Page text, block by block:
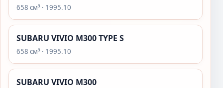
658 см³ · 1995.10
SUBARU VIVIO M300 TYPE S
658 см³ · 1995.10
SUBARU VIVIO M300